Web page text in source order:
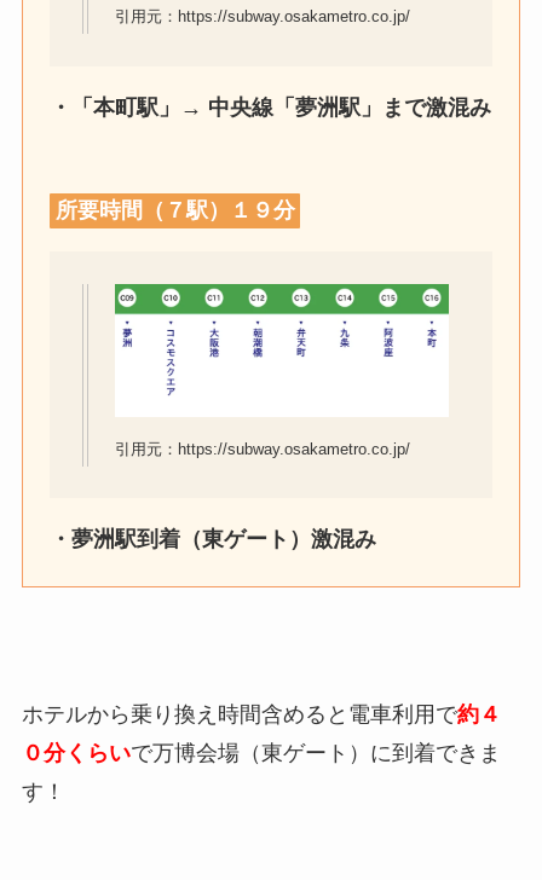
引用元：https://subway.osakametro.co.jp/
・「本町駅」→ 中央線「夢洲駅」まで激混み
所要時間（７駅）１９分
引用元：https://subway.osakametro.co.jp/
・夢洲駅到着（東ゲート）激混み
ホテルから乗り換え時間含めると電車利用で約４
０分くらいで万博会場（東ゲート）に到着できま
す！